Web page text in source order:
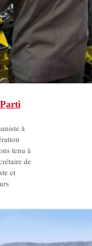
à
tenu à
de
et